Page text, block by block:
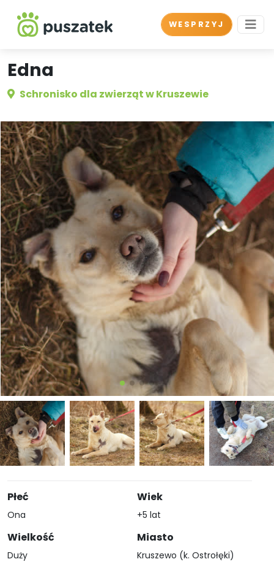
WESPRZYJ
Edna
Schronisko dla zwierząt w Kruszewie
Płeć
Ona
Wielkość
Duży
Wiek
+5 lat
Miasto
Kruszewo (k. Ostrołęki)